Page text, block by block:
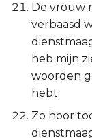
De vrouw
verbaasd
heb mijn
woorden
hebt.
Zo hoor